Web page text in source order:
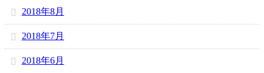
2018年8月
2018年7月
2018年6月